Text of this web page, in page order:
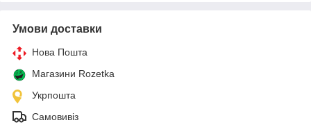
Умови доставки
Нова Пошта
Магазини Rozetka
Укрпошта
Самовивіз